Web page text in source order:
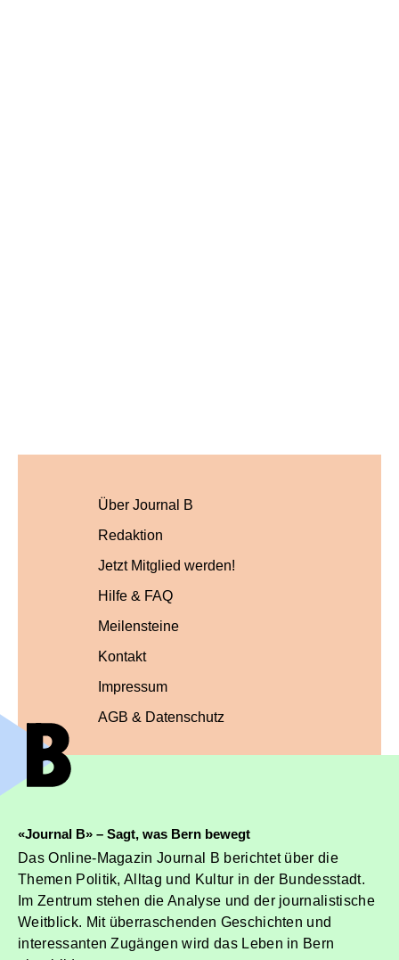
Über Journal B
Redaktion
Jetzt Mitglied werden!
Hilfe & FAQ
Meilensteine
Kontakt
Impressum
AGB & Datenschutz
«Journal B» – Sagt, was Bern bewegt
Das Online-Magazin Journal B berichtet über die
Themen Politik, Alltag und Kultur in der Bundesstadt.
Im Zentrum stehen die Analyse und der journalistische
Weitblick. Mit überraschenden Geschichten und
interessanten Zugängen wird das Leben in Bern